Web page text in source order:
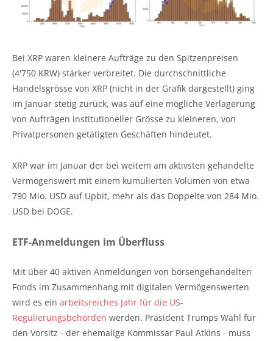
Bei XRP waren kleinere Aufträge zu den Spitzenpreisen
(4'750 KRW) stärker verbreitet. Die durchschnittliche
Handelsgrösse von XRP (nicht in der Grafik dargestellt) ging
im Januar stetig zurück, was auf eine mögliche Verlagerung
von Aufträgen institutioneller Grösse zu kleineren, von
Privatpersonen getätigten Geschäften hindeutet.
XRP war im Januar der bei weitem am aktivsten gehandelte
Vermögenswert mit einem kumulierten Volumen von etwa
790 Mio. USD auf Upbit, mehr als das Doppelte von 284 Mio.
USD bei DOGE.
ETF-Anmeldungen im Überfluss
Mit über 40 aktiven Anmeldungen von börsengehandelten
Fonds im Zusammenhang mit digitalen Vermögenswerten
wird es ein arbeitsreiches Jahr für die US-
Regulierungsbehörden werden. Präsident Trumps Wahl für
den Vorsitz - der ehemalige Kommissar Paul Atkins - muss